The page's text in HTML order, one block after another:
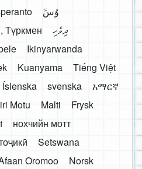
َوُسَ
Түркмен
ދިވެހި
Ikinyarwanda
Kuanyama
Tiếng Việt
Íslenska svenska
አማርኛ
Motu Malti
Frysk
нохчийн мотт
Setswana
Oromoo
Norsk